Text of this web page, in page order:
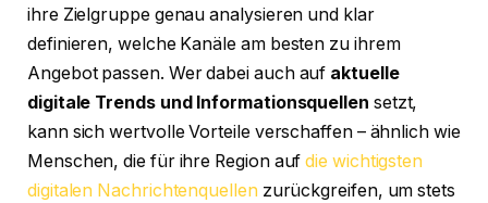
ihre Zielgruppe genau analysieren und klar
definieren, welche Kanäle am besten zu ihrem
Angebot passen. Wer dabei auch auf aktuelle
digitale Trends und Informationsquellen setzt,
kann sich wertvolle Vorteile verschaffen – ähnlich wie
Menschen, die für ihre Region aufdie wichtigsten
digitalen Nachrichtenquellen zurückgreifen, um stets